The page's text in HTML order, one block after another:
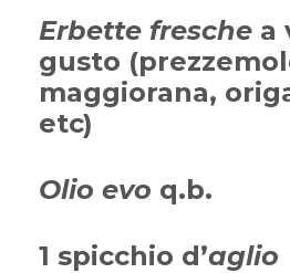
Erbette fresche a
gusto
maggiorana,
etc)
Olio evo q.b.
1 spicchio d’aglio